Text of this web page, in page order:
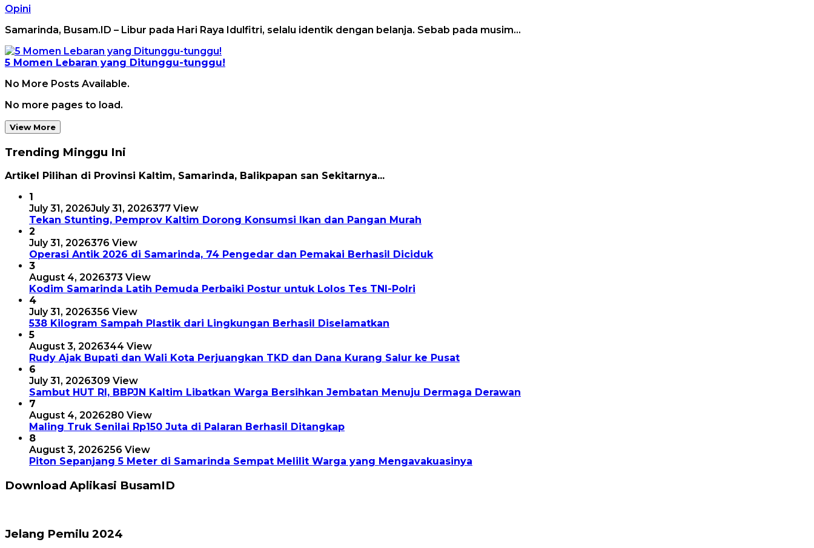
Opini
Samarinda, Busam.ID – Libur pada Hari Raya Idulfitri, selalu identik dengan belanja. Sebab pada musim…
5 Momen Lebaran yang Ditunggu-tunggu!
No More Posts Available.
No more pages to load.
View More
Trending Minggu Ini
Artikel Pilihan di Provinsi Kaltim, Samarinda, Balikpapan san Sekitarnya...
1
July 31, 2026July 31, 2026377 View
Tekan Stunting, Pemprov Kaltim Dorong Konsumsi Ikan dan Pangan Murah
2
July 31, 2026376 View
Operasi Antik 2026 di Samarinda, 74 Pengedar dan Pemakai Berhasil Diciduk
3
August 4, 2026373 View
Kodim Samarinda Latih Pemuda Perbaiki Postur untuk Lolos Tes TNI-Polri
4
July 31, 2026356 View
538 Kilogram Sampah Plastik dari Lingkungan Berhasil Diselamatkan
5
August 3, 2026344 View
Rudy Ajak Bupati dan Wali Kota Perjuangkan TKD dan Dana Kurang Salur ke Pusat
6
July 31, 2026309 View
Sambut HUT RI, BBPJN Kaltim Libatkan Warga Bersihkan Jembatan Menuju Dermaga Derawan
7
August 4, 2026280 View
Maling Truk Senilai Rp150 Juta di Palaran Berhasil Ditangkap
8
August 3, 2026256 View
Piton Sepanjang 5 Meter di Samarinda Sempat Melilit Warga yang Mengavakuasinya
Download Aplikasi BusamID
Jelang Pemilu 2024